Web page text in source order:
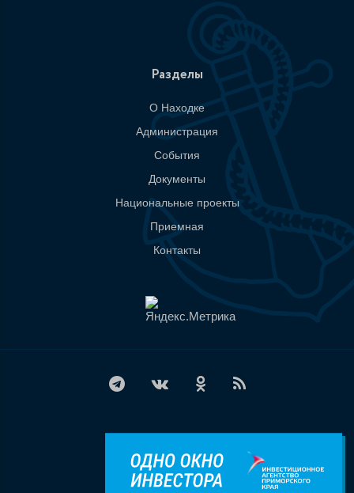
Разделы
О Находке
Администрация
События
Документы
Национальные проекты
Приемная
Контакты